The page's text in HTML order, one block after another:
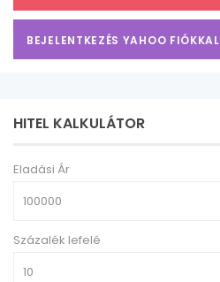
BEJELENTKEZÉS YAHOO FIÓKKAL
HITEL KALKULÁTOR
Eladási Ár
Százalék lefelé